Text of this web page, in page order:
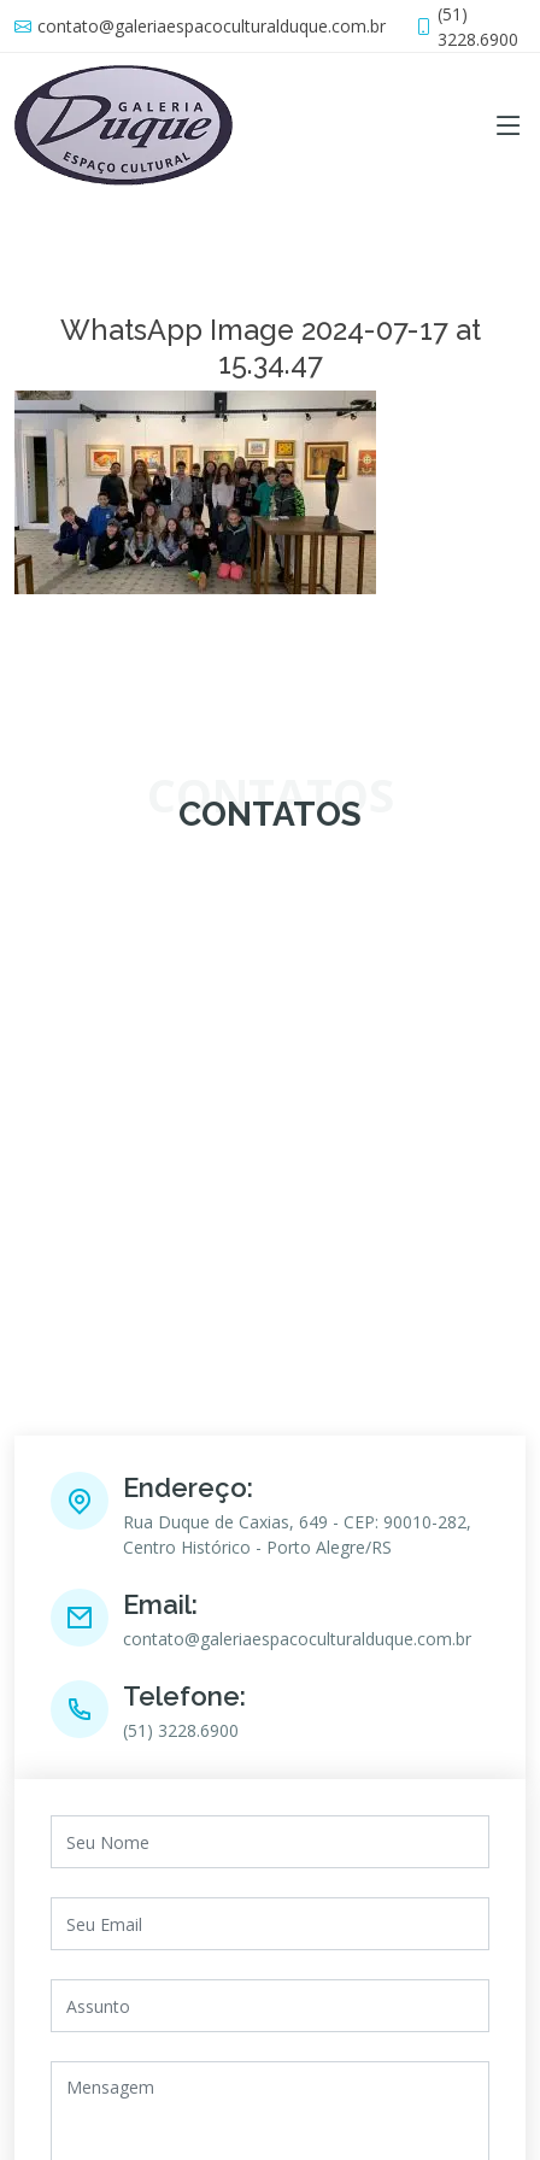
contato@galeriaespacoculturalduque.com.br
(51)
3228.6900
WhatsApp Image 2024-07-17 at
15.34.47
CONTATOS
CONTATOS
Endereço:
Rua Duque de Caxias, 649 - CEP: 90010-282,
Centro Histórico - Porto Alegre/RS
Email:
contato@galeriaespacoculturalduque.com.br
Telefone:
(51) 3228.6900